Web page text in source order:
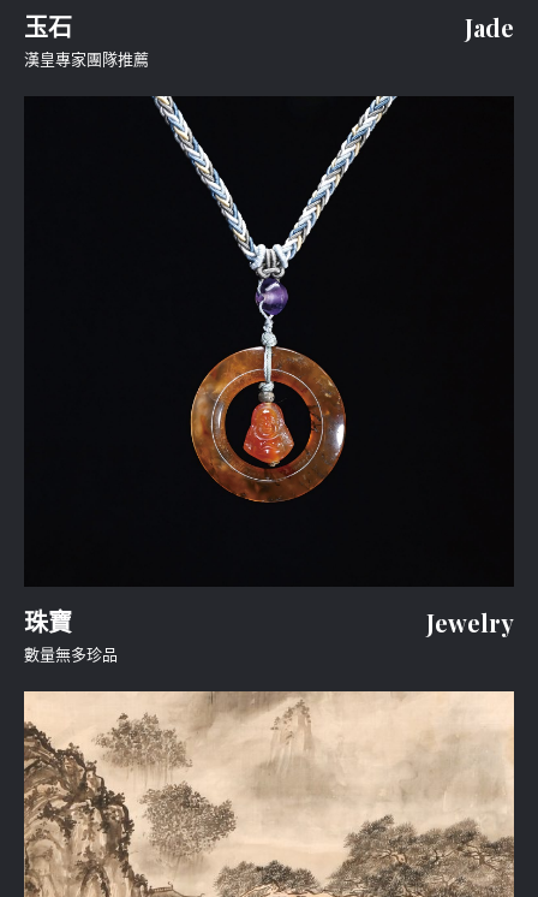
玉石 Jade
漢皇專家團隊推薦
珠寶 Jewelry
數量無多珍品